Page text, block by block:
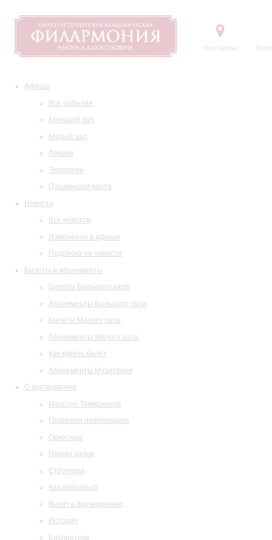
Контакты
Афиша
Все события
Большой зал
Малый зал
Лекции
Экскурсии
Пушкинская карта
Новости
Все новости
Изменения в афише
Подписка на новости
Билеты и абонементы
Билеты Большого зала
Абонементы Большого зала
Билеты Малого зала
Абонементы Малого зала
Как купить билет
Абонементы Музитория
О филармонии
Маэстро Темирканов
Правовая информация
Оркестры
Планы залов
Структура
Как добраться
Визит в филармонию
История
Библиотека